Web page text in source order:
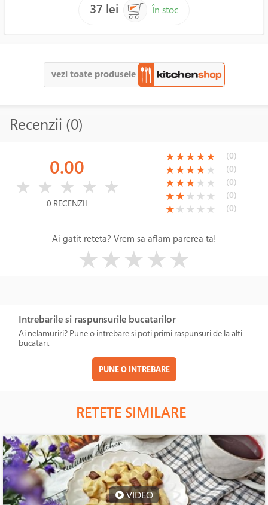
37 lei
În stoc
vezi toate produsele
Recenzii (0)
0.00
★ ★ ★ ★ ★
0 RECENZII
(*)
★(*)
★(*)
★(*)
★(*)
★ (0)
(*)
★(*)
★(*)
★(*)
★( )
★ (0)
(*)
★(*)
★(*)
★( )
★ ( )
★ (0)
(*)
★(*)
★( )
★ ( )
★ ( )
★ (0)
(*)
★( )
★ ( )
★ ( )
★ ( )
★ (0)
Ai gatit reteta? Vrem sa aflam parerea ta!
★★★★★
Intrebarile si raspunsurile bucatarilor
Ai nelamuriri? Pune o intrebare si poti primi raspunsuri de la alti
bucatari.
PUNE O INTREBARE
RETETE SIMILARE
VIDEO